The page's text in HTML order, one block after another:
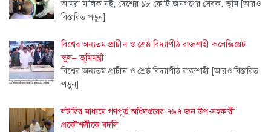
আমরা মালিক নই, দেশের ১৮ কোটি জনগণের সেবক: ভূমি [আরও
বিস্তারিত পড়ুন]
বিশ্বের অন্যতম প্রাচীন ও শ্রেষ্ঠ বিদ্যাপীঠ রাজশাহী কলেজিয়েট
স্কুল– ভূমিমন্ত্রী
বিশ্বের অন্যতম প্রাচীন ও শ্রেষ্ঠ বিদ্যাপীঠ রাজশাহী [আরও বিস্তারিত
পড়ুন]
লটারির মাধ্যমে গণপূর্ত অধিদপ্তরের ৭৬৭ জন উপ-সহকারী
প্রকৌশলীকে বদলি